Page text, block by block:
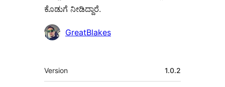
ಕೊಡುಗೆ ನೀಡಿದ್ದಾರೆ.
ಕೊಡುಗೆದಾರರುGreatBlakes
ಮೆಟಾ
Version 1.0.2